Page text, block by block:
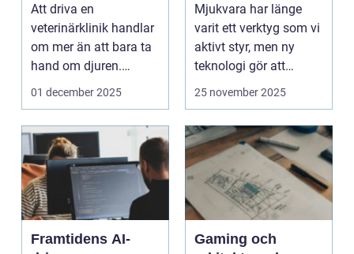
Att driva en
veterinärklinik handlar
om mer än att bara ta
hand om djuren.
Administrativa ...
01 december 2025
Mjukvara har länge
varit ett verktyg som vi
aktivt styr, men ny
teknologi gör att
program ...
25 november 2025
Framtidens AI-
Gaming och